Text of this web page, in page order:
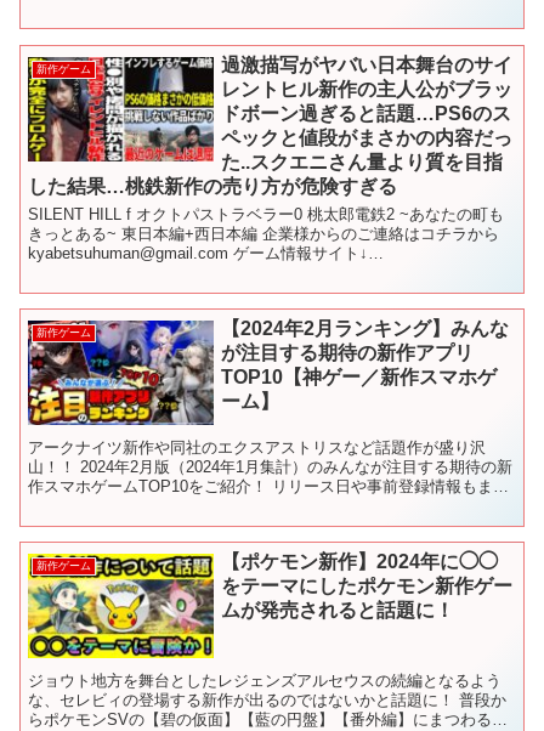
新作ゲーム
過激描写がヤバい日本舞台のサイ
レントヒル新作の主人公がブラッ
ドボーン過ぎると話題…PS6のス
ペックと値段がまさかの内容だっ
た..スクエニさん量より質を目指
した結果…桃鉄新作の売り方が危険すぎる
SILENT HILL f オクトパストラベラー0 桃太郎電鉄2 ~あなたの町も
きっとある~ 東日本編+西日本編 企業様からのご連絡はコチラから
kyabetsuhuman@gmail.com ゲーム情報サイト↓
新作ゲーム
【2024年2月ランキング】みんな
が注目する期待の新作アプリ
TOP10【神ゲー／新作スマホゲ
ーム】
アークナイツ新作や同社のエクスアストリスなど話題作が盛り沢
山！！ 2024年2月版（2024年1月集計）のみんなが注目する期待の新
作スマホゲームTOP10をご紹介！ リリース日や事前登録情報もまと
新作ゲーム
【ポケモン新作】2024年に◯◯
をテーマにしたポケモン新作ゲー
ムが発売されると話題に！
ジョウト地方を舞台としたレジェンズアルセウスの続編となるよう
な、セレビィの登場する新作が出るのではないかと話題に！ 普段か
らポケモンSVの【碧の仮面】【藍の円盤】【番外編】にまつわる情